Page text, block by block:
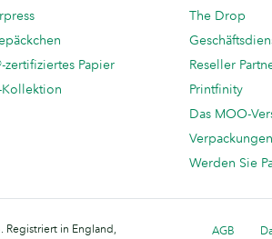
zertifiziertes Papier
Kollektion
The Drop
Reseller
Printfinity
Das MOO-
Verpackungen
Werden Sie
AGB
Registriert in England,